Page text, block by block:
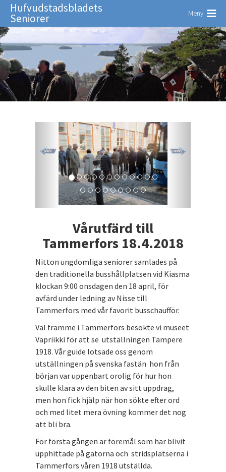
Hufvudstadsbladets
Seniorer Meny
Vårutfärd till
Tammerfors 18.4.2018
Nitton ungdomliga seniorer samlades på
den traditionella busshållplatsen vid Kiasma
klockan 9:00 onsdagen den 18 april, för
avfärd under ledning av Nisse till
Tammerfors med vår favorit busschaufför.
Väl framme i Tammerfors besökte vi museet
Vapriikki för att se utställningen Tampere
1918. Vår guide lotsade oss genom
utställningen på svenska fastän hon från
början var uppenbart orolig för hur hon
skulle klara av den biten av sitt uppdrag,
men hon fick hjälp när hon sökte efter ord
och med litet mera övning kommer det nog
att bli bra.
För första gången är föremål som har blivit
upphittade på gatorna och stridsplatserna i
Tammerfors våren 1918 utställda.